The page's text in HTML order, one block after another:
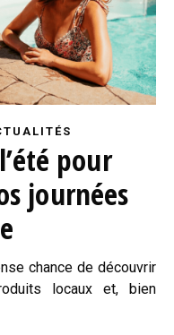
pour
journées
locaux et, bien